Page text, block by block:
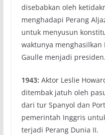
disebabkan oleh
menghadapi Perang
untuk menyusun
waktunya menghasilkan
Gaulle menjadi presiden.
1943: Aktor Leslie
ditembak jatuh oleh
dari tur Spanyol dan
pemerintah Inggris
terjadi Perang Dunia II.